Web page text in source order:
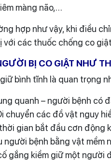
màng não,…
hợp như vậy, khi điều
với các thuốc chống co
BỊ CO GIẬT NHƯ
bình tĩnh là quan trọng
quanh – người bệnh có
chuyển các đồ vật nguy
gian bắt đầu cơn động
người bệnh bằng vật mềm
gắng kiềm giữ một người